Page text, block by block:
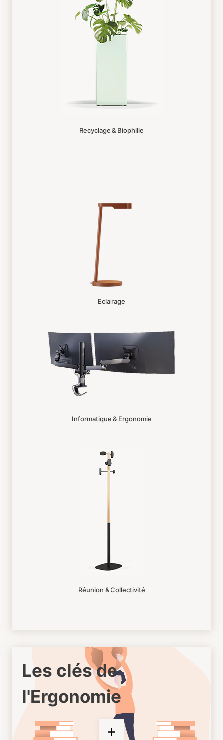
Recyclage & Biophilie
Eclairage
Informatique & Ergonomie
Réunion & Collectivité
Les clés de
l'Ergonomie